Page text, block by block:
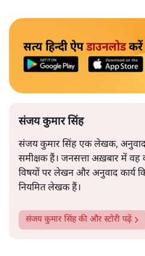
सत्य हिन्दी ऐपडाउनलोडकरें
संजय कुमार सिंह
संजय कुमार सिंह एक लेखक,
समीक्षक हैं। जनसत्ता अख़बार में वह
विषयों पर लेखन और अनुवाद कार्य
नियमित लेखक हैं।
संजय कुमार सिंहकी और स्टोरी पढ़ें